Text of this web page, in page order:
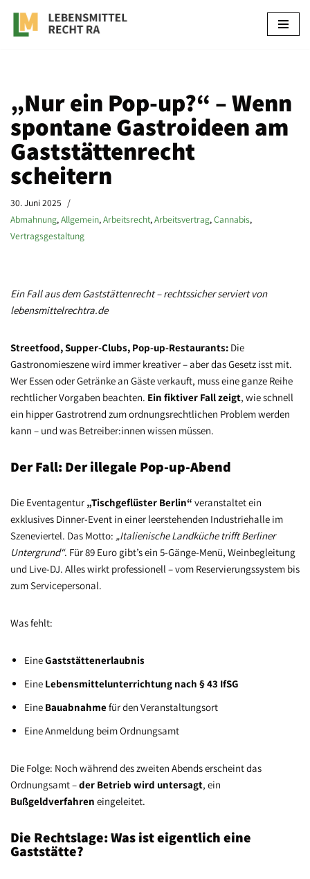
Zum
„Nur ein Pop-up?“ – Wenn
spontane Gastroideen am
Gaststättenrecht
scheitern
30. Juni 2025
Abmahnung, Allgemein, Arbeitsrecht, Arbeitsvertrag, Cannabis,
Vertragsgestaltung
Ein Fall aus dem Gaststättenrecht – rechtssicher serviert von
lebensmittelrechtra.de
Streetfood, Supper-Clubs, Pop-up-Restaurants: Die
Gastronomieszene wird immer kreativer – aber das Gesetz isst mit.
Wer Essen oder Getränke an Gäste verkauft, muss eine ganze Reihe
rechtlicher Vorgaben beachten. Ein fiktiver Fall zeigt, wie schnell
ein hipper Gastrotrend zum ordnungsrechtlichen Problem werden
kann – und was Betreiber:innen wissen müssen.
Der Fall: Der illegale Pop-up-Abend
Die Eventagentur „Tischgeflüster Berlin“ veranstaltet ein
exklusives Dinner-Event in einer leerstehenden Industriehalle im
Szeneviertel. Das Motto: „Italienische Landküche trifft Berliner
Untergrund“. Für 89 Euro gibt’s ein 5-Gänge-Menü, Weinbegleitung
und Live-DJ. Alles wirkt professionell – vom Reservierungssystem bis
zum Servicepersonal.
Was fehlt:
EineGaststättenerlaubnis
Eine Lebensmittelunterrichtung nach § 43 IfSG
Eine Bauabnahmefür den Veranstaltungsort
Eine Anmeldung beim Ordnungsamt
Die Folge: Noch während des zweiten Abends erscheint das
Ordnungsamt –der Betrieb wird untersagt, ein
Bußgeldverfahren eingeleitet.
Die Rechtslage: Was ist eigentlich eine
Gaststätte?